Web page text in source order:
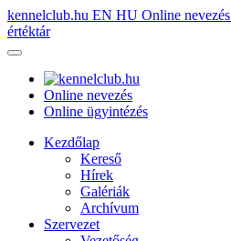
kennelclub.hu EN HU Online nevezés
értéktár
Online nevezés
Online ügyintézés
Kezdőlap
Kereső
Hírek
Galériák
Archívum
Szervezet